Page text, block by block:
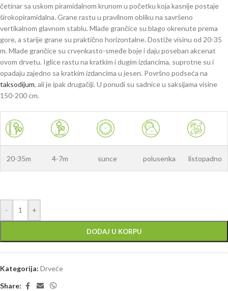
četinar sa uskom piramidalnom krunom u početku koja kasnije postaje
širokopiramidalna. Grane rastu u pravilnom obliku na savršeno
vertikalnom glavnom stablu. Mlade grančice su blago okrenute prema
gore, a starije grane su praktično horizontalne. Dostiže visinu od 20-35
m. Mlade grančice su crvenkasto-smeđe boje i daju poseban akcenat
ovom drvetu. Iglice rastu na kratkim i dugim izdancima, suprotne su i
opadaju zajedno sa kratkim izdancima u jesen. Površno podseća na
taksodijum, ali je ipak drugačiji. U ponudi su sadnice u saksijama visine
150-200 cm.
20-35m 4-7m sunce polusenka listopadno
- +
DODAJ U KORPU
Kategorija: Drveće
Share: